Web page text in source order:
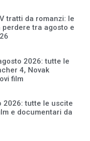
tratti da romanzi: le
perdere tra agosto e
2026: tutte le
4, Novak
film
2026: tutte le uscite
e documentari da